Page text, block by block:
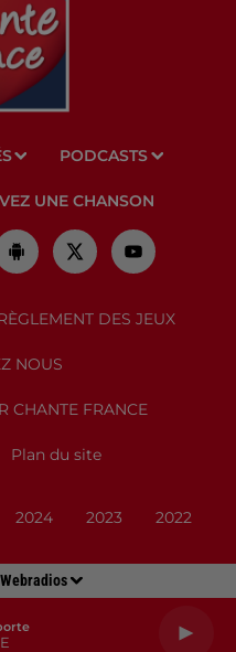
Webradios
PODCASTS
UNE CHANSON
DES JEUX
NOUS
CHANTE FRANCE
Plan du site
2024 2023 2022